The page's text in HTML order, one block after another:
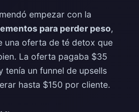
empezar con la
para perder peso,
una oferta de té detox que
La oferta pagaba $35
tenía un funnel de upsells
hasta $150 por cliente.